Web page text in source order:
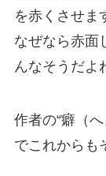
を赤くさせま
なぜなら赤
んなそうだよ
作者の“癖（
でこれからも